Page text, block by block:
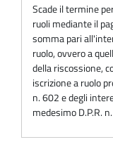
Scade il termine
ruoli mediante il
somma pari
ruolo, ovvero a
della riscossione,
iscrizione a ruolo
n. 602 e degli
medesimo D.P.R.